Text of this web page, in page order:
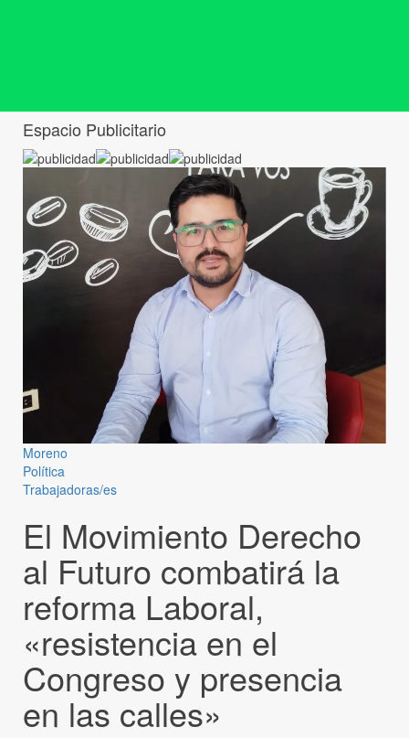
Espacio Publicitario
Moreno
Política
Trabajadoras/es
El Movimiento Derecho
al Futuro combatirá la
reforma Laboral,
«resistencia en el
Congreso y presencia
en las calles»